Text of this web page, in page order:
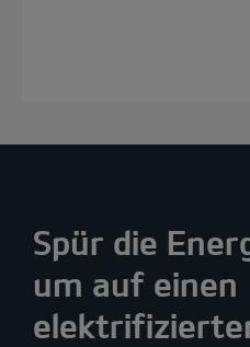
Spür die
um auf einen